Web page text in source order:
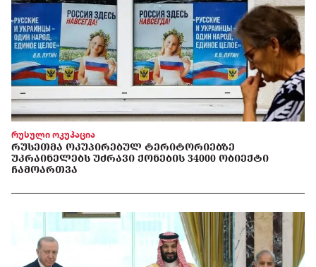
რუსული ოკუპაცია
ᲠᲣᲡᲔᲗᲛᲐ ᲝᲙᲣᲞᲘᲠᲔᲑᲣᲚ ᲢᲔᲠᲘᲢᲝᲠᲘᲔᲑᲖᲔ
ᲣᲙᲠᲐᲘᲜᲔᲚᲔᲑᲡ ᲣᲫᲠᲐᲕᲘ ᲥᲝᲜᲔᲑᲘᲡ 34000 ᲝᲑᲘᲔᲥᲢᲘ
ᲩᲐᲛᲝᲐᲠᲗᲕᲐ